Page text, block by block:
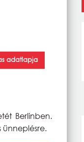
adatlapja
Berlinben.
ünneplésre.